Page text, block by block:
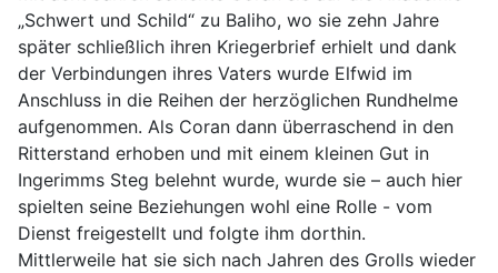
„Schwert und Schild“ zu Baliho, wo sie zehn Jahre
später schließlich ihren Kriegerbrief erhielt und dank
der Verbindungen ihres Vaters wurde Elfwid im
Anschluss in die Reihen der herzöglichen Rundhelme
aufgenommen. Als Coran dann überraschend in den
Ritterstand erhoben und mit einem kleinen Gut in
Ingerimms Steg belehnt wurde, wurde sie – auch hier
spielten seine Beziehungen wohl eine Rolle - vom
Dienst freigestellt und folgte ihm dorthin.
Mittlerweile hat sie sich nach Jahren des Grolls wieder